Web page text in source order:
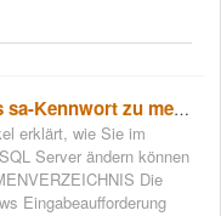
Was mache ich, wenn ich das sa-Kennwort zu meiner Datenbank vergessen habe?
erklärt, wie Sie im
Server ändern können
Die
Eingabeaufforderung